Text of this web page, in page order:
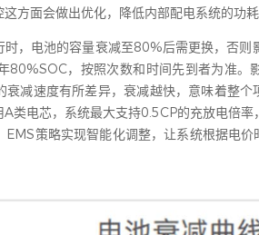
方面会做出优化，降低内部配电系统的功
时，电池的容量衰减至80%后需更换，否
，按照次数和时间先到者为准。
衰减速度有所差异，衰减越快，意味着整
类电芯，系统最大支持0.5CP的充放电倍
策略实现智能化调整，让系统根据电